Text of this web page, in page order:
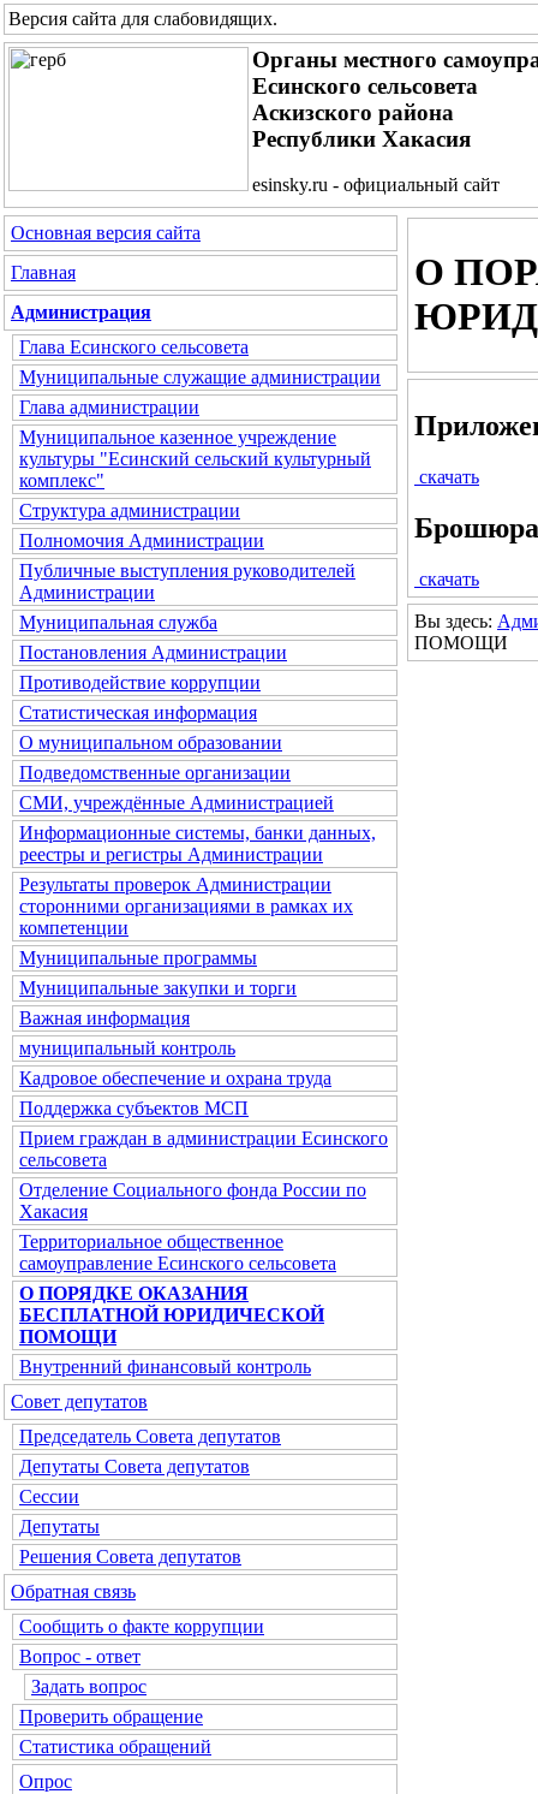
Версия сайта для слабовидящих.
Органы местного
Есинского сельсовета
Аскизского района
Республики Хакасия
esinsky.ru - официальный сайт
Основная версия сайта
Главная
Администрация
Глава Есинского сельсовета
Муниципальные служащие администрации
Глава администрации
Муниципальное казенное учреждение
культуры "Есинский сельский культурный
комплекс"
Структура администрации
Полномочия Администрации
Публичные выступления руководителей
Администрации
Муниципальная служба
Постановления Администрации
Противодействие коррупции
Статистическая информация
О муниципальном образовании
Подведомственные организации
СМИ, учреждённые Администрацией
Информационные системы, банки данных,
реестры и регистры Администрации
Результаты проверок Администрации
сторонними организациями в рамках их
компетенции
Муниципальные программы
Муниципальные закупки и торги
Важная информация
муниципальный контроль
Кадровое обеспечение и охрана труда
Поддержка субъектов МСП
Прием граждан в администрации Есинского
сельсовета
Отделение Социального фонда России по
Хакасия
Территориальное общественное
самоуправление Есинского сельсовета
О ПОРЯДКЕ ОКАЗАНИЯ
БЕСПЛАТНОЙ ЮРИДИЧЕСКОЙ
ПОМОЩИ
Внутренний финансовый контроль
Совет депутатов
Председатель Совета депутатов
Депутаты Совета депутатов
Сессии
Депутаты
Решения Совета депутатов
Обратная связь
Сообщить о факте коррупции
Вопрос - ответ
Задать вопрос
Проверить обращение
Статистика обращений
Опрос
О
скачать
Брошюра
скачать
Вы здесь:
ПОМОЩИ